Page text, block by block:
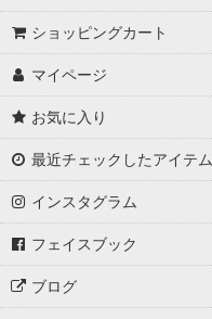
ショッピングカート
マイページ
お気に入り
最近チェックしたアイテム
インスタグラム
フェイスブック
ブログ